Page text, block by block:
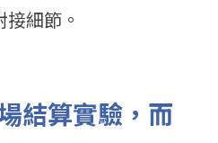
細節。
結算實驗，而